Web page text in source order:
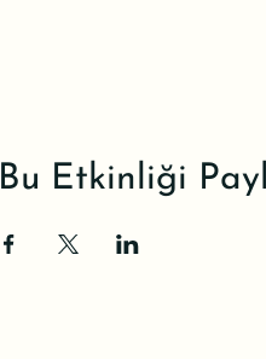
Bu Etkinliği